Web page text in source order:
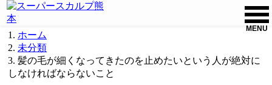
MENU
ホーム
未分類
髪の毛が細くなってきたのを止めたいという人が絶対に
しなければならないこと